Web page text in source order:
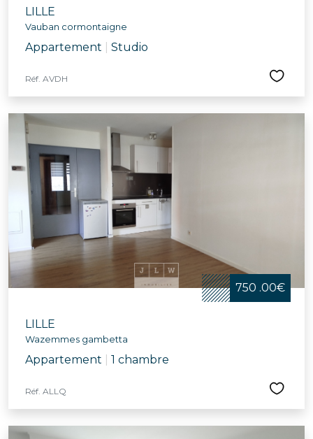
LILLE
Vauban cormontaigne
Appartement Studio
Réf. AVDH
750 .00€
LILLE
Wazemmes gambetta
Appartement 1 chambre
Réf. ALLQ